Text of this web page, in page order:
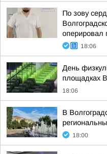
По зову
оперировал
18:06
День
площадках
18:06
В
18:00